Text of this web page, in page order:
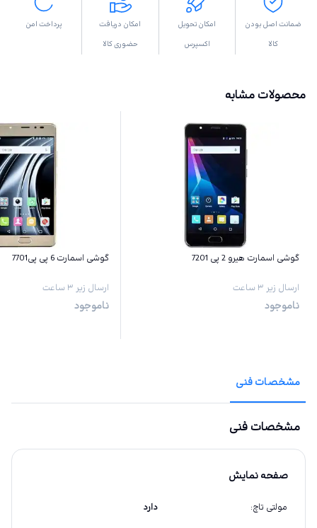
ضمانت اصل بودن
کالا
امکان تحویل
اکسپرس
امکان دریافت
حضوری کالا
پرداخت امن
محصولات مشابه
گوشی اسمارت هیرو 2 پی 7201
ارسال زیر ۳ ساعت
ناموجود
گوشی اسمارت 6 پی پی7701
ارسال زیر ۳ ساعت
ناموجود
مشخصات فنی
مشخصات فنی
صفحه نمایش
مولتی تاچ: دارد